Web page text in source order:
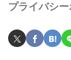
プライバシ